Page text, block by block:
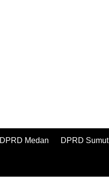
DPRD Medan DPRD Sumut